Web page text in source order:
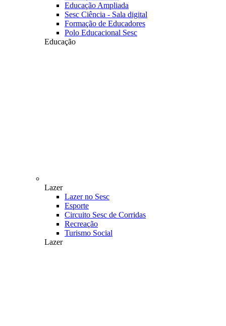
Educação Ampliada
Sesc Ciência - Sala digital
Formação de Educadores
Polo Educacional Sesc
Educação
Lazer
Lazer no Sesc
Esporte
Circuito Sesc de Corridas
Recreação
Turismo Social
Lazer